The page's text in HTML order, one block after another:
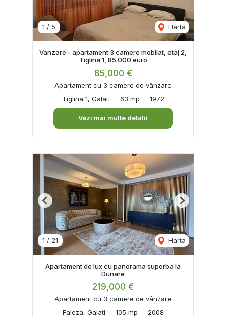
1 / 5 Harta
Vanzare - apartament 3 camere mobilat, etaj 2,
Tiglina 1, 85.000 euro
85,000 €
Apartament cu 3 camere de vânzare
Tiglina 1, Galati
63 mp 1972
Vezi mai multe detalii
1 / 21 Harta
Previous Next
Apartament de lux cu panorama superba la
Dunare
219,000 €
Apartament cu 3 camere de vânzare
Faleza, Galati
105 mp 2008